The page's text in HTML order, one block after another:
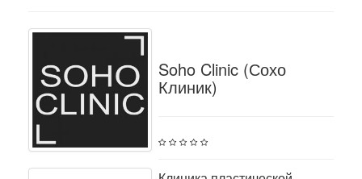
Soho Clinic (Сохо
Клиник)